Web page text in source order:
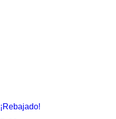
¡Rebajado!